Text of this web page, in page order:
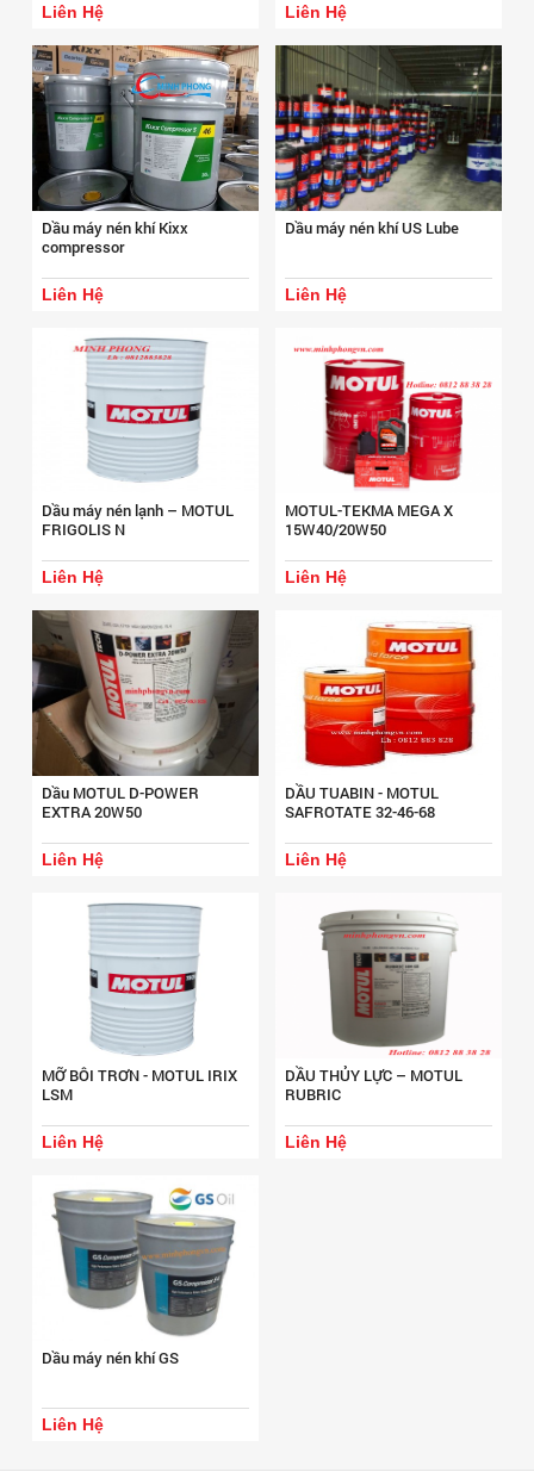
Liên Hệ Liên Hệ
Dầu máy nén khí Kixx
compressor
Liên Hệ
Dầu máy nén khí US Lube
Liên Hệ
Dầu máy nén lạnh – MOTUL
FRIGOLIS N
Liên Hệ
MOTUL-TEKMA MEGA X
15W40/20W50
Liên Hệ
Dầu MOTUL D-POWER
EXTRA 20W50
Liên Hệ
DẦU TUABIN - MOTUL
SAFROTATE 32-46-68
Liên Hệ
MỠ BÔI TRƠN - MOTUL IRIX
LSM
Liên Hệ
DẦU THỦY LỰC – MOTUL
RUBRIC
Liên Hệ
Dầu máy nén khí GS
Liên Hệ